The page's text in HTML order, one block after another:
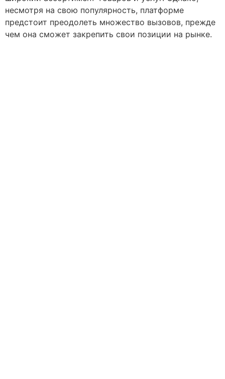
несмотря на свою популярность, платформе
предстоит преодолеть множество вызовов, прежде
чем она сможет закрепить свои позиции на рынке.